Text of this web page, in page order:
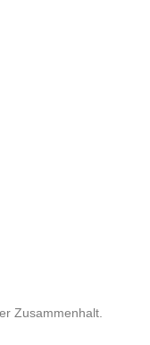
Zusammenhalt.